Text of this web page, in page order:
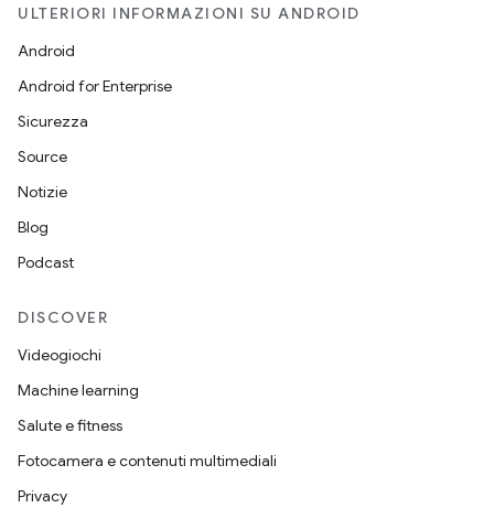
ULTERIORI INFORMAZIONI SU ANDROID
Android
Android for Enterprise
Sicurezza
Source
Notizie
Blog
Podcast
DISCOVER
Videogiochi
Machine learning
Salute e fitness
Fotocamera e contenuti multimediali
Privacy